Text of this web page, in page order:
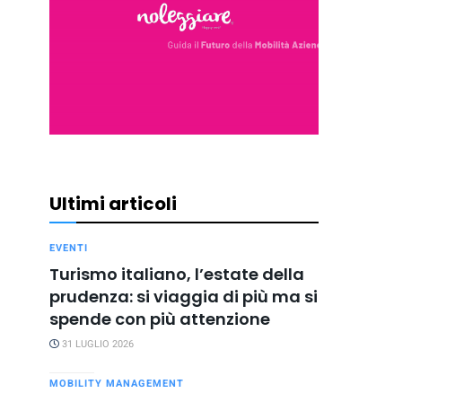
Ultimi articoli
EVENTI
Turismo italiano, l’estate della
prudenza: si viaggia di più ma si
spende con più attenzione
31 LUGLIO 2026
MOBILITY MANAGEMENT